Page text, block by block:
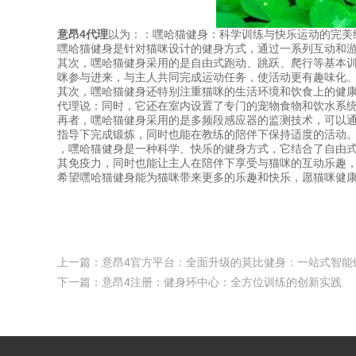
意昂4代理以为：：嘿哈猫健身：科学训练与快乐运动的完美
嘿哈猫健身是针对猫咪设计的健身方式，通过一系列互动和
其次，嘿哈猫健身采用的是自由式跑动、跳跃、爬行等基本
咪参与进来，与主人共同完成运动任务，使活动更有趣味化
其次，嘿哈猫健身还特别注重猫咪的生活环境和饮食上的健
代理说：同时，它还在室内设置了专门的宠物食物和饮水系
再者，嘿哈猫健身采用的是多频段感应器的监测技术，可以
指导下完成锻炼，同时也能在教练的陪伴下保持适度的活动
，嘿哈猫健身是一种科学、快乐的健身方式，它结合了自
其免疫力，同时也能让主人在陪伴下享受与猫咪的互动乐趣
希望嘿哈猫健身能为猫咪带来更多的乐趣和快乐，愿猫咪健
上一篇： 意昂4官方平台：全面升级的莫比健身：一站式智能
下一篇： 意昂4注册：健身环中心：全方位训练的创新实践